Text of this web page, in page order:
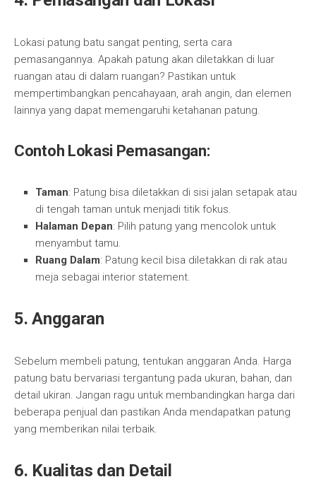
Lokasi patung batu sangat penting, serta cara
pemasangannya. Apakah patung akan diletakkan di luar
ruangan atau di dalam ruangan? Pastikan untuk
mempertimbangkan pencahayaan, arah angin, dan elemen
lainnya yang dapat memengaruhi ketahanan patung.
Contoh Lokasi Pemasangan:
Taman: Patung bisa diletakkan di sisi jalan setapak atau
di tengah taman untuk menjadi titik fokus.
Halaman Depan: Pilih patung yang mencolok untuk
menyambut tamu.
Ruang Dalam: Patung kecil bisa diletakkan di rak atau
meja sebagai interior statement.
5.Anggaran
Sebelum membeli patung, tentukan anggaran Anda. Harga
patung batu bervariasi tergantung pada ukuran, bahan, dan
detail ukiran. Jangan ragu untuk membandingkan harga dari
beberapa penjual dan pastikan Anda mendapatkan patung
yang memberikan nilai terbaik.
6. Kualitas dan Detail